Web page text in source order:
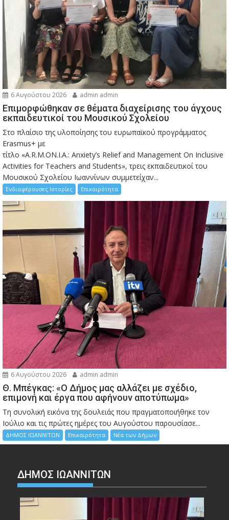
6 Αυγούστου 2026 admin admin
Eπιμορφώθηκαν σε θέματα διαχείρισης του άγχους
εκπαιδευτικοί του Μουσικού Σχολείου
Στο πλαίσιο της υλοποίησης του ευρωπαϊκού προγράμματος
Erasmus+ με
τίτλο «A.R.M.ON.I.A.: Anxiety’s Relief and Management On Inclusive
Activities for Teachers and Students», τρεις εκπαιδευτικοί του
Μουσικού Σχολείου Ιωαννίνων συμμετείχαν...
Ενδιαφέρουσες Ιστορίες Επικαιρότητα
6 Αυγούστου 2026 admin admin
Θ. Μπέγκας: «Ο Δήμος μας αλλάζει με σχέδιο,
επιμονή και έργα που αφήνουν αποτύπωμα»
Τη συνολική εικόνα της δουλειάς που πραγματοποιήθηκε τον
Ιούλιο και τις πρώτες ημέρες του Αυγούστου παρουσίασε...
ΔΗΜΟΣ ΙΩΑΝΝΙΤΩΝ Επικαιρότητα Νέα των Δήμων
ΔΗΜΟΣ ΙΩΑΝΝΙΤΩΝ